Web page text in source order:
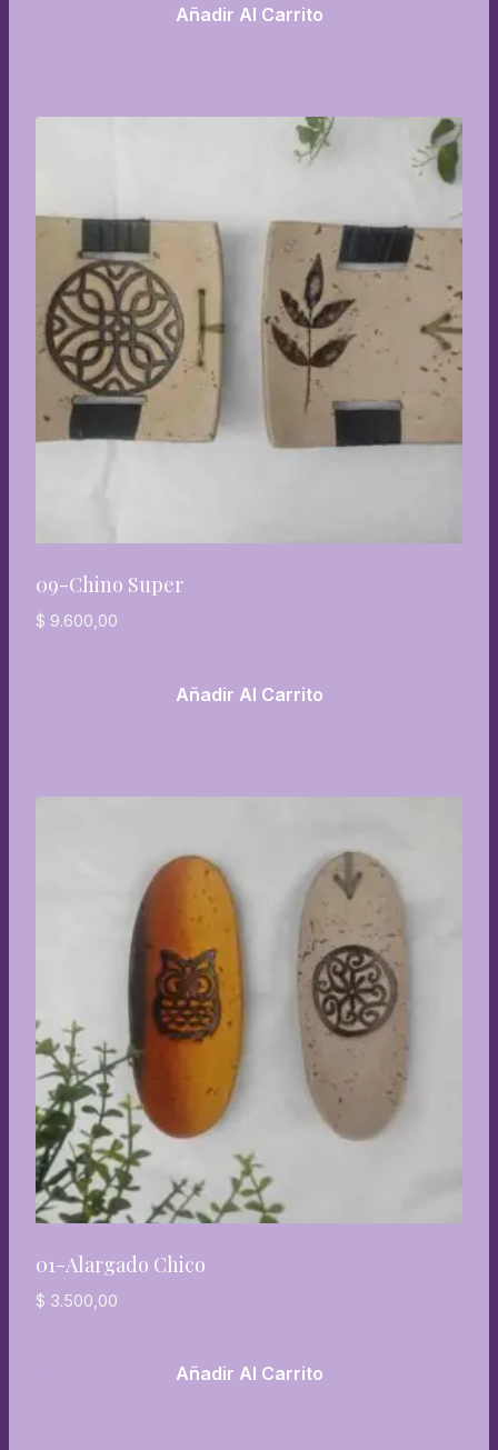
Añadir Al Carrito
09-Chino Super
$ 9.600,00
Añadir Al Carrito
01-Alargado Chico
$ 3.500,00
Añadir Al Carrito